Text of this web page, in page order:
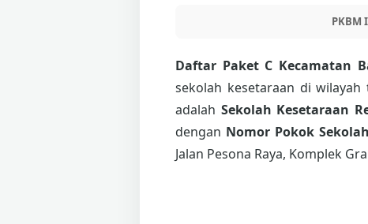
PKBM
Daftar Paket C Kecamatan
sekolah kesetaraan di
adalah Sekolah Kesetaraan
dengan Nomor Pokok
Jalan Pesona Raya, Komplek